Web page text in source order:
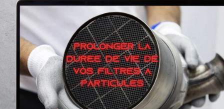
Besoin d'une réparationADBLUE
Réservoir ou calculateur,